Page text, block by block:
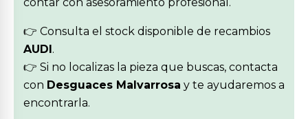
👉 Consulta el stock disponible de recambios
AUDI.
👉 Si no localizas la pieza que buscas, contacta
con Desguaces Malvarrosa y te ayudaremos a
encontrarla.